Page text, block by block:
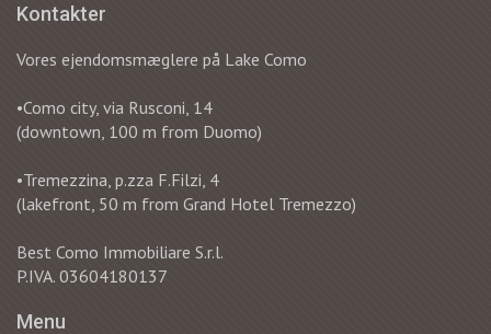
Kontakter
Vores ejendomsmæglere på Lake Como
•Como city, via Rusconi, 14
(downtown, 100 m from Duomo)
•Tremezzina, p.zza F.Filzi, 4
(lakefront, 50 m from Grand Hotel Tremezzo)
Best Como Immobiliare S.r.l.
P.IVA. 03604180137
Menu